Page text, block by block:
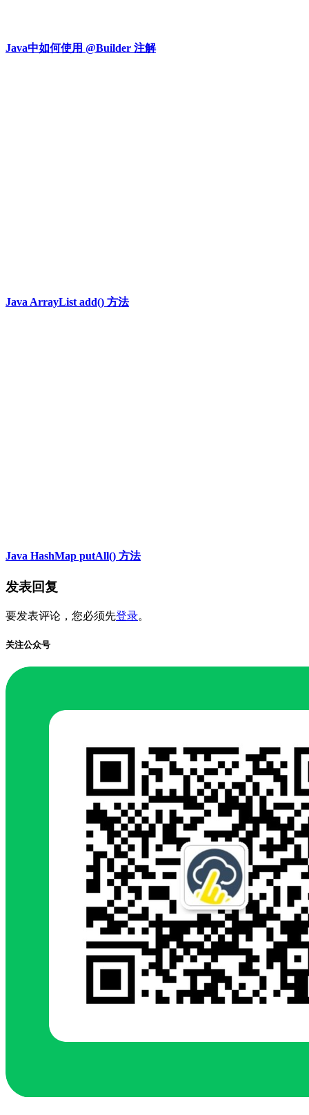
Java中如何使用 @Builder 注解
Java ArrayList add() 方法
Java HashMap putAll() 方法
发表回复
要发表评论，您必须先登录。
关注公众号